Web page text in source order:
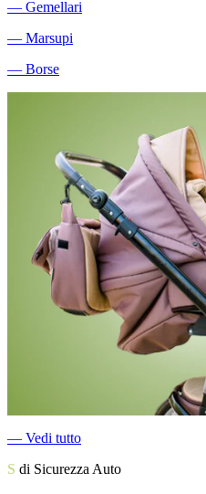
― Gemellari
― Marsupi
― Borse
― Vedi tutto
S di Sicurezza Auto